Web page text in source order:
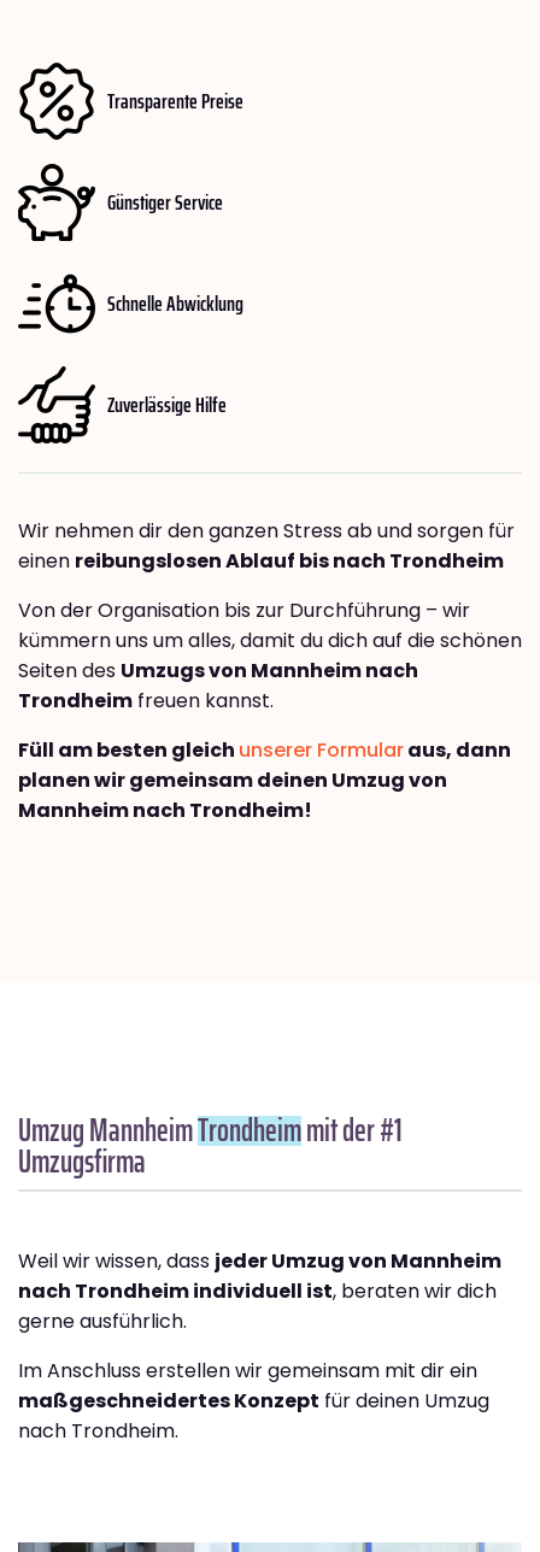
Transparente Preise
Günstiger Service
Schnelle Abwicklung
Zuverlässige Hilfe
Wir nehmen dir den ganzen Stress ab und sorgen für
einen reibungslosen Ablauf bis nach Trondheim
Von der Organisation bis zur Durchführung – wir
kümmern uns um alles, damit du dich auf die schönen
Seiten des Umzugs von Mannheim nach
Trondheim freuen kannst.
Füll am besten gleich unserer Formularaus, dann
planen wir gemeinsam deinen Umzug von
Mannheim nach Trondheim!
Umzug MannheimTrondheimmit der #1
Umzugsfirma
Weil wir wissen, dass jeder Umzug von Mannheim
nach Trondheim individuell ist, beraten wir dich
gerne ausführlich.
Im Anschluss erstellen wir gemeinsam mit dir ein
maßgeschneidertes Konzept für deinen Umzug
nach Trondheim.